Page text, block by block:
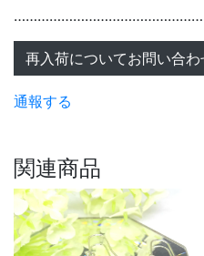
再入荷についてお問い合わ
通報する
関連商品